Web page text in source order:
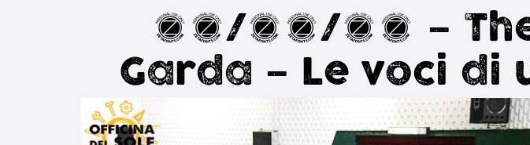
09/04/17 – The
Garda – Le voci